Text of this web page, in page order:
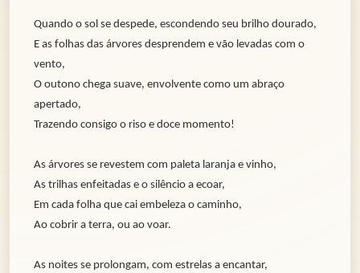
Quando o sol se despede, escondendo seu brilho dourado,
E as folhas das árvores desprendem e vão levadas com o
vento,
O outono chega suave, envolvente como um abraço
apertado,
Trazendo consigo o riso e doce momento!
As árvores se revestem com paleta laranja e vinho,
As trilhas enfeitadas e o silêncio a ecoar,
Em cada folha que cai embeleza o caminho,
Ao cobrir a terra, ou ao voar.
As noites se prolongam, com estrelas a encantar,